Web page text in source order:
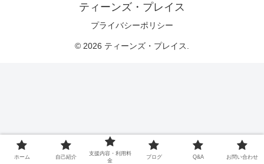
ティーンズ・プレイス
プライバシーポリシー
© 2026 ティーンズ・プレイス.
ホーム 自己紹介
支援内容・利用料
金
ブログ Q&A お問い合わせ